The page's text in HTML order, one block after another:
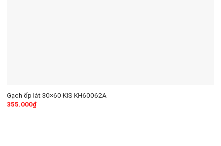
Gạch ốp lát 30×60 KIS KH60062A
355.000₫